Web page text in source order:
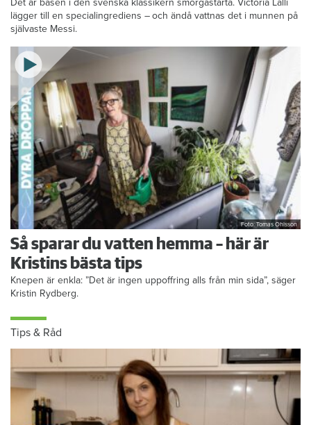
Det är basen i den svenska klassikern smörgåstårta. Victoria Lalli
lägger till en specialingrediens – och ändå vattnas det i munnen på
självaste Messi.
Foto: Tomas Ohlsson
Så sparar du vatten hemma – här är
Kristins bästa tips
Knepen är enkla: ”Det är ingen uppoffring alls från min sida”, säger
Kristin Rydberg.
Tips & Råd